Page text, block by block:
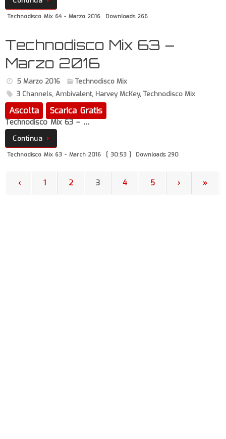
Technodisco Mix 64 - Marzo 2016 Downloads 266
Technodisco Mix 63 –
Marzo 2016
5 Marzo 2016
Technodisco Mix
3 Channels, Ambivalent, Harvey McKey, Technodisco Mix
Ascolta Scarica Gratis
Technodisco Mix 63 – …
Continua
Technodisco Mix 63 - March 2016 [ 30:53 ] Downloads 290
‹ 1 2 3 4 5 › »